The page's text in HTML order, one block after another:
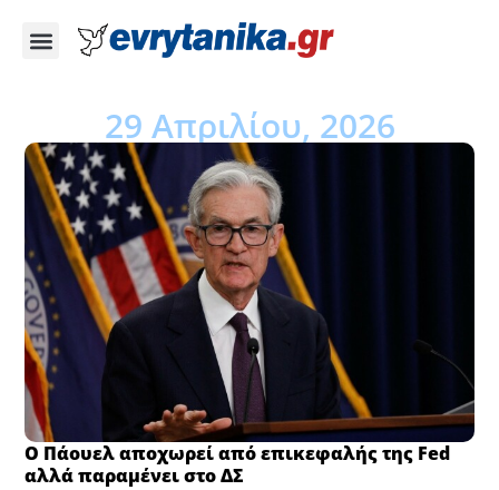
29 Απριλίου, 2026
Ο Πάουελ αποχωρεί από επικεφαλής της Fed
αλλά παραμένει στο ΔΣ